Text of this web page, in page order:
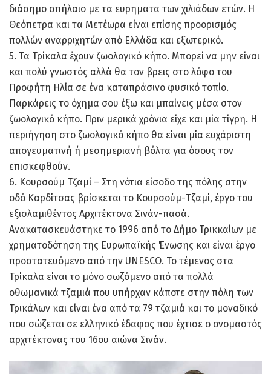
διάσημο σπήλαιο με τα ευρηματα των χιλιάδων ετών. Η
Θεόπετρα και τα Μετέωρα είναι επίσης προορισμός
πολλών αναρριχητών από Ελλάδα και εξωτερικό.
5. Τα Τρίκαλα έχουν ζωολογικό κήπο. Μπορεί να μην είναι
και πολύ γνωστός αλλά θα τον βρεις στο λόφο του
Προφήτη Ηλία σε ένα καταπράσινο φυσικό τοπίο.
Παρκάρεις το όχημα σου έξω και μπαίνεις μέσα στον
ζωολογικό κήπο. Πριν μερικά χρόνια είχε και μία τίγρη. Η
περιήγηση στο ζωολογικό κήπο θα είναι μία ευχάριστη
απογευματινή ή μεσημεριανή βόλτα για όσους τον
επισκεφθούν.
6. Κουρσούμ Τζαμί – Στη νότια είσοδο της πόλης στην
οδό Καρδίτσας βρίσκεται το Κουρσούμ-Τζαμί, έργο του
εξισλαμιθέντος Αρχιτέκτονα Σινάν-πασά.
Ανακατασκευάστηκε το 1996 από το Δήμο Τρικκαίων με
χρηματοδότηση της Ευρωπαϊκής Ένωσης και είναι έργο
προστατευόμενο από την UNESCO. Το τέμενος στα
Τρίκαλα είναι το μόνο σωζόμενο από τα πολλά
οθωμανικά τζαμιά που υπήρχαν κάποτε στην πόλη των
Τρικάλων και είναι ένα από τα 79 τζαμιά και το μοναδικό
που σώζεται σε ελληνικό έδαφος που έχτισε ο ονομαστός
αρχιτέκτονας του 16ου αιώνα Σινάν.